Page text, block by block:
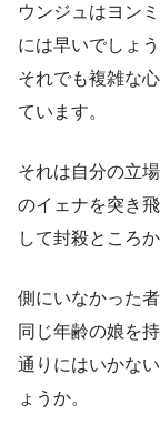
ウンジュはヨン
には早いでしょう
それでも複雑な
ています。
それは自分の立
のイェナを突き
して封殺ところ
側にいなかった
同じ年齢の娘を
通りにはいかな
ょうか。